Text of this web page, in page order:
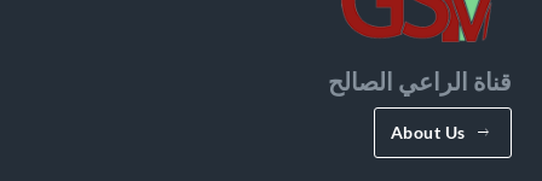
قناة الراعي الصالح
About Us